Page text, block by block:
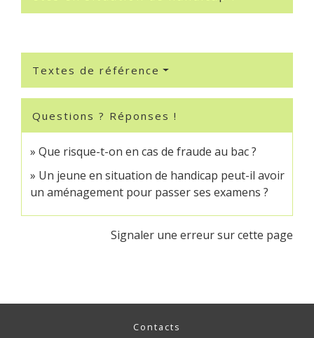
Textes de référence
Questions ? Réponses !
Que risque-t-on en cas de fraude au bac ?
Un jeune en situation de handicap peut-il avoir
un aménagement pour passer ses examens ?
Signaler une erreur sur cette page
Contacts